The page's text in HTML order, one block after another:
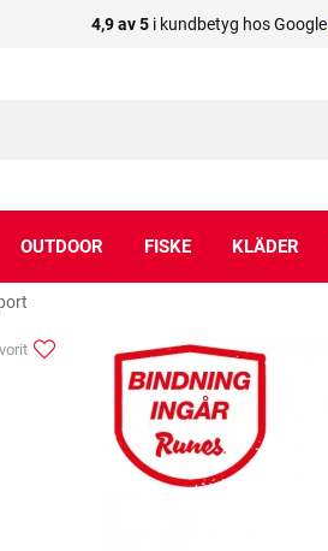
4,9 av 5 i kundbetyg hos Google
OUTDOOR FISKE KLÄDER